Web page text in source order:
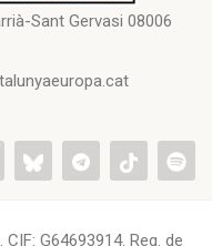
Sant Gervasi 08006
G64693914. Reg. de